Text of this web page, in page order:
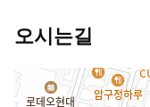
오시는길